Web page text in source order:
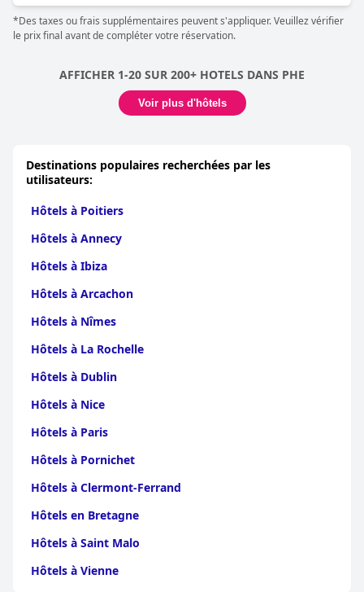
*Des taxes ou frais supplémentaires peuvent s'appliquer. Veuillez vérifier
le prix final avant de compléter votre réservation.
AFFICHER 1-20 SUR 200+ HOTELS DANS PHE
Voir plus d'hôtels
Destinations populaires recherchées par les
utilisateurs:
Hôtels à Poitiers
Hôtels à Annecy
Hôtels à Ibiza
Hôtels à Arcachon
Hôtels à Nîmes
Hôtels à La Rochelle
Hôtels à Dublin
Hôtels à Nice
Hôtels à Paris
Hôtels à Pornichet
Hôtels à Clermont-Ferrand
Hôtels en Bretagne
Hôtels à Saint Malo
Hôtels à Vienne